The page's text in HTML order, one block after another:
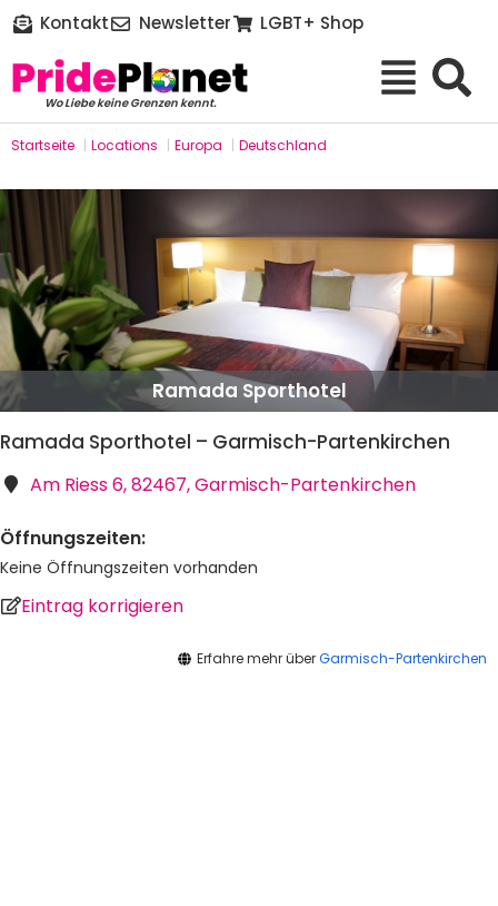
Kontakt Newsletter LGBT+ Shop
Wo Liebe keine Grenzen kennt.
Startseite | Locations | Europa | Deutschland
Ramada Sporthotel
Ramada Sporthotel – Garmisch-Partenkirchen
Am Riess 6, 82467, Garmisch-Partenkirchen
Öffnungszeiten:
Keine Öffnungszeiten vorhanden
Eintrag korrigieren
Erfahre mehr überGarmisch-Partenkirchen